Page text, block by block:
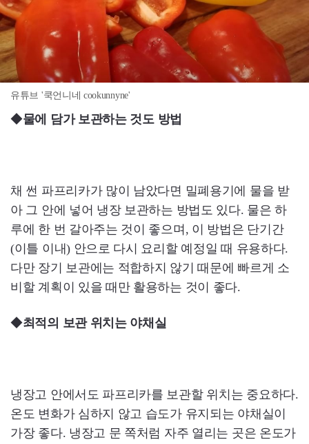
유튜브 '쿡언니네 cookunnyne'
◆물에 담가 보관하는 것도 방법
채 썬 파프리카가 많이 남았다면 밀폐용기에 물을 받
아 그 안에 넣어 냉장 보관하는 방법도 있다. 물은 하
루에 한 번 갈아주는 것이 좋으며, 이 방법은 단기간
(이틀 이내) 안으로 다시 요리할 예정일 때 유용하다.
다만 장기 보관에는 적합하지 않기 때문에 빠르게 소
비할 계획이 있을 때만 활용하는 것이 좋다.
◆최적의 보관 위치는 야채실
냉장고 안에서도 파프리카를 보관할 위치는 중요하다.
온도 변화가 심하지 않고 습도가 유지되는 야채실이
가장 좋다. 냉장고 문 쪽처럼 자주 열리는 곳은 온도가